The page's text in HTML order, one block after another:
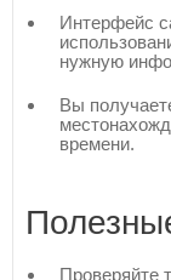
Интерфейс
нужную
Вы
времени.
Проверяйте